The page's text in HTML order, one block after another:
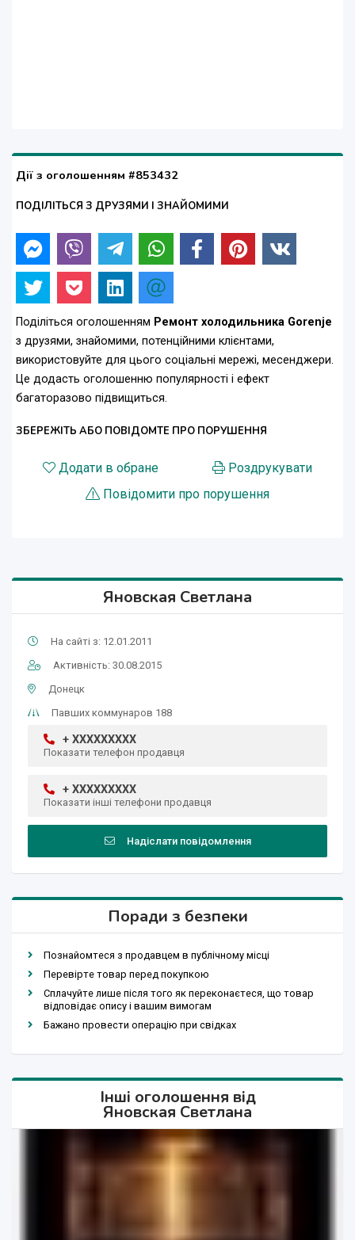
Дії з оголошенням #853432
ПОДІЛІТЬСЯ З ДРУЗЯМИ І ЗНАЙОМИМИ
Поділіться оголошенням Ремонт холодильника Gorenje
з друзями, знайомими, потенційними клієнтами,
використовуйте для цього соціальні мережі, месенджери.
Це додасть оголошенню популярності і ефект
багаторазово підвищиться.
ЗБЕРЕЖІТЬ АБО ПОВІДОМТЕ ПРО ПОРУШЕННЯ
Додати в обране
Роздрукувати
Повідомити про порушення
Яновская Светлана
На сайті з: 12.01.2011
Активність: 30.08.2015
Донецк
Павших коммунаров 188
+ XXXXXXXXX
Показати телефон продавця
+ XXXXXXXXX
Показати інші телефони продавця
Надіслати повідомлення
Поради з безпеки
Познайомтеся з продавцем в публічному місці
Перевірте товар перед покупкою
Сплачуйте лише після того як переконаєтеся, що товар
відповідає опису і вашим вимогам
Бажано провести операцію при свідках
Інші оголошення від
Яновская Светлана